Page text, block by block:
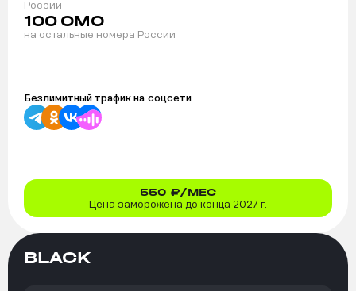
России
100 СМС
на остальные номера России
Безлимитный трафик на соцсети
550 ₽/МЕС
Цена заморожена до конца 2027 г.
BLACK